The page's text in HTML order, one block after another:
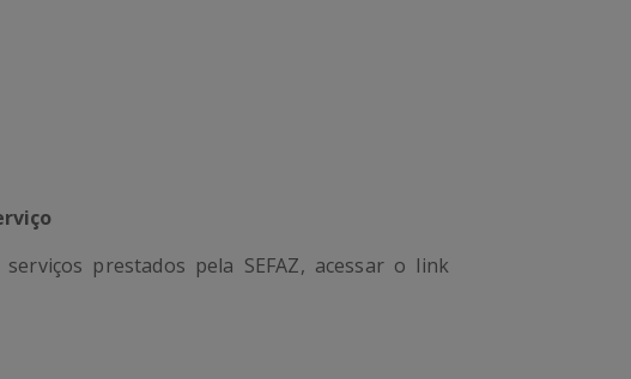
prestados pela SEFAZ, acessar o link